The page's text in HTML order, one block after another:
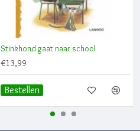
Stinkhond gaat naar school
€13,99
Bestellen